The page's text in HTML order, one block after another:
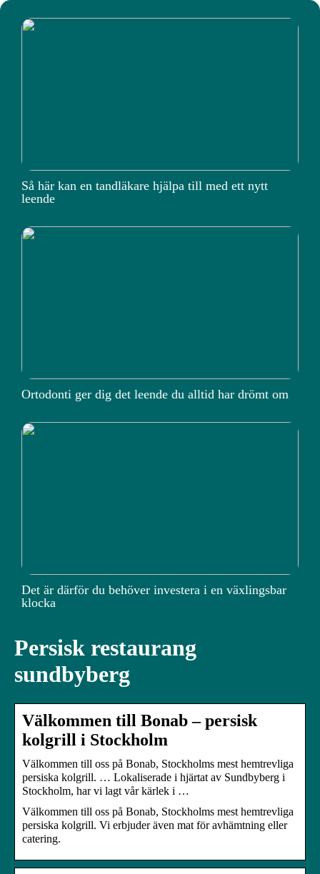
Så här kan en tandläkare hjälpa till med ett nytt
leende
Ortodonti ger dig det leende du alltid har drömt om
Det är därför du behöver investera i en växlingsbar
klocka
Persisk restaurang
sundbyberg
Välkommen till Bonab – persisk
kolgrill i Stockholm
Välkommen till oss på Bonab, Stockholms mest hemtrevliga
persiska kolgrill. … Lokaliserade i hjärtat av Sundbyberg i
Stockholm, har vi lagt vår kärlek i …
Välkommen till oss på Bonab, Stockholms mest hemtrevliga
persiska kolgrill. Vi erbjuder även mat för avhämtning eller
catering.